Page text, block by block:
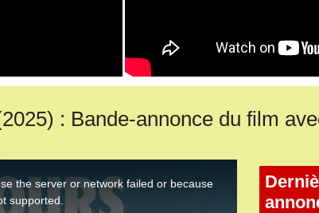
: Bande-annonce du film